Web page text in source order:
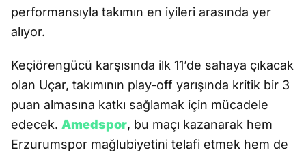
performansıyla takımın en iyileri arasında yer
alıyor.
Keçiörengücü karşısında ilk 11’de sahaya çıkacak
olan Uçar, takımının play-off yarışında kritik bir 3
puan almasına katkı sağlamak için mücadele
edecek. Amedspor, bu maçı kazanarak hem
Erzurumspor mağlubiyetini telafi etmek hem de